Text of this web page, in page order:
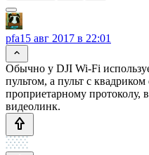
pfa15 авг 2017 в 22:01
Обычно у DJI Wi-Fi
пультом, а пульт с
проприетарному
видеолинк.